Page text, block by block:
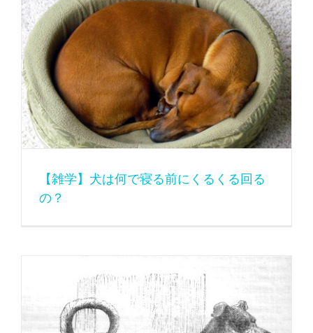
【雑学】犬は何で寝る前にくるくる回る
の？